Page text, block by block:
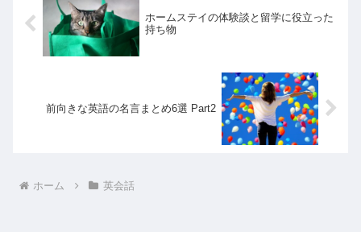
ホームステイの体験談と留学に役立った
持ち物
前向きな英語の名言まとめ6選 Part2
ホーム 英会話